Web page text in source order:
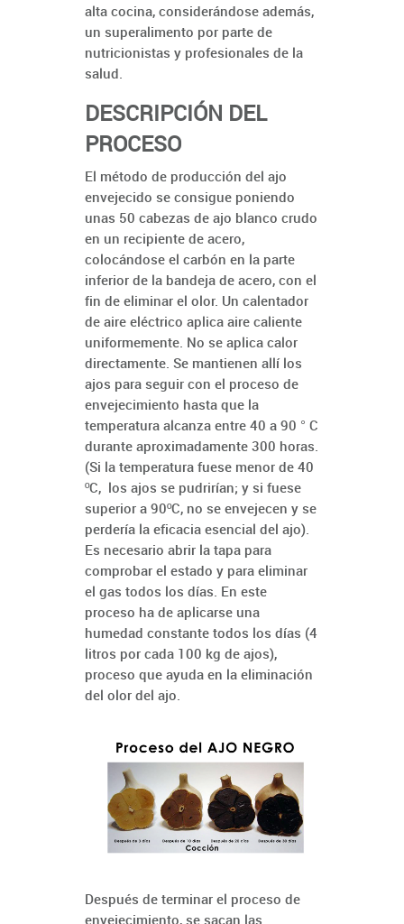
alta cocina, considerándose además,
un superalimento por parte de
nutricionistas y profesionales de la
salud.
DESCRIPCIÓN DEL
PROCESO
El método de producción del ajo
envejecido se consigue poniendo
unas 50 cabezas de ajo blanco crudo
en un recipiente de acero,
colocándose el carbón en la parte
inferior de la bandeja de acero, con el
fin de eliminar el olor. Un calentador
de aire eléctrico aplica aire caliente
uniformemente. No se aplica calor
directamente. Se mantienen allí los
ajos para seguir con el proceso de
envejecimiento hasta que la
temperatura alcanza entre 40 a 90 ° C
durante aproximadamente 300 horas.
(Si la temperatura fuese menor de 40
ºC, los ajos se pudrirían; y si fuese
superior a 90ºC, no se envejecen y se
perdería la eficacia esencial del ajo).
Es necesario abrir la tapa para
comprobar el estado y para eliminar
el gas todos los días. En este
proceso ha de aplicarse una
humedad constante todos los días (4
litros por cada 100 kg de ajos),
proceso que ayuda en la eliminación
del olor del ajo.
Después de terminar el proceso de
envejecimiento, se sacan las